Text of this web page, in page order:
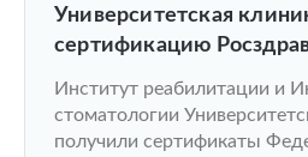
Университетская
сертификацию
Институт реабилитации и
стоматологии
получили сертификаты